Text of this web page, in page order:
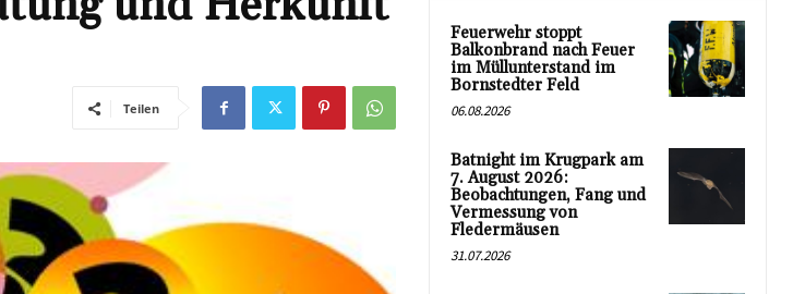
Teilen
Feuerwehr stoppt
Balkonbrand nach Feuer
im Müllunterstand im
Bornstedter Feld
06.08.2026
Batnight im Krugpark am
7. August 2026:
Beobachtungen, Fang und
Vermessung von
Fledermäusen
31.07.2026